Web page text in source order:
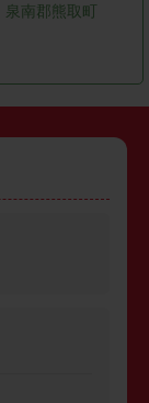
泉南郡熊取町